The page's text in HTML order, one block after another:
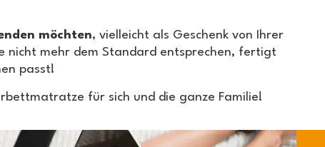
möchten, vielleicht als Geschenk von Ihrer
nicht mehr dem Standard entsprechen, fertigt
passt!
für sich und die ganze Familie!